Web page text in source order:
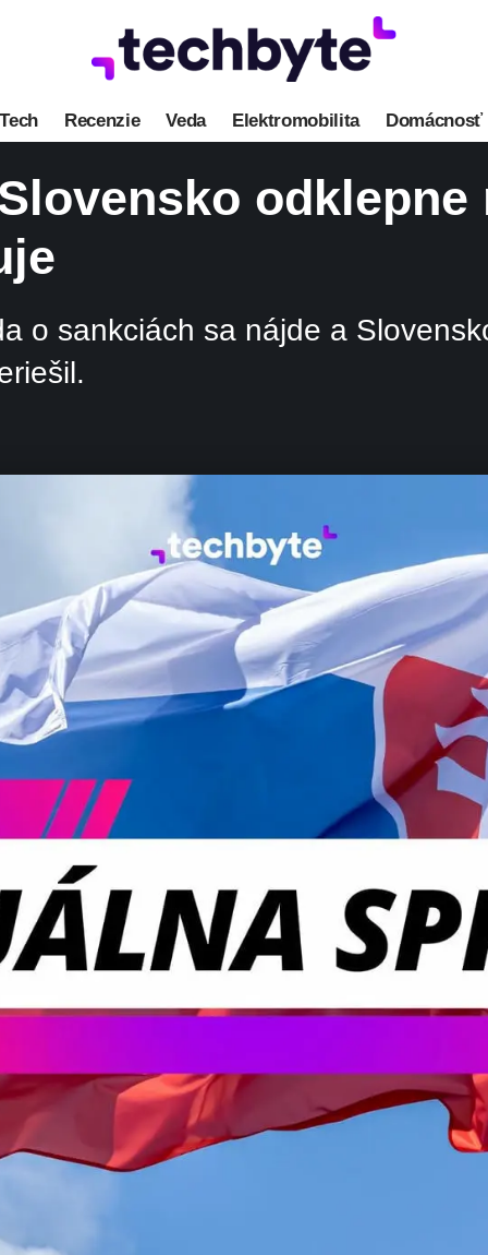
Tech Recenzie Veda Elektromobilita Domácnosť
o sankciách sa nájde a